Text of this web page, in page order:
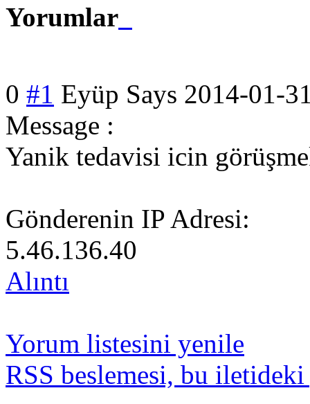
Yorumlar
0 #1 Eyüp Says 2014-01-
Message :
Yanik tedavisi icin
Gönderenin IP Adresi:
5.46.136.40
Alıntı
Yorum listesini yenile
RSS beslemesi, bu